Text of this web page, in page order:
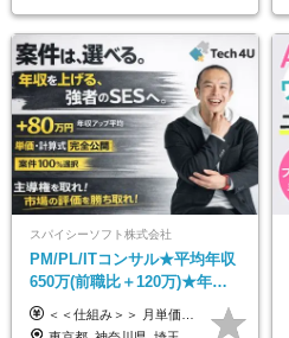
スパイシーソフト株式会社
PM/PL/ITコンサル★平均年収
650万(前職比＋120万)★年間
休日132日★残業月平均7.4h★
リモあり
＜＜仕組み＞＞ 月単価に応じて会社HPで公開しているテーブルにもとづき毎月決定されます！ https://www.tech4u.dev/payroll ＜＜実績＞＞ PM/PL・ITコンサル職の平均年収実績：650万円 前職比平均：＋120万円 ＜＜PM/PL・ITコンサル案件＞＞ ・PMO／進捗・課題管理：600〜800万円 ・要件定義／業務改善支援：650〜850万円 ・開発PM／PL：750〜1000万円 ・インフラPM／PL：750〜1000万円 ・ITコンサル／導入支援：800〜1000万円 ＜＜リーダークラス＞＞ 還元率：85〜90％ ・月単価100万円 → 年収約960万円 ・月単価120万円 → 年収約1150万円 ・月単価140万円 → 年収約1300万円 ※単価・還元率はすべて公開 ※待機時も給与保証 ※還元率は他社にあわせ社保の会社負担分も含めています 月給25万円～67万円＋賞与年2回 ※上記には、30時間分（4万5千円～12万1千円）の固定残業代が含まれています。超過分は別途支給します。 ※試用期間中も給与、福利厚生に差異なし 【固定残業代について】 固定残業30時間分（45,000円～121,000円）を含む ※超過分は別途全額支給